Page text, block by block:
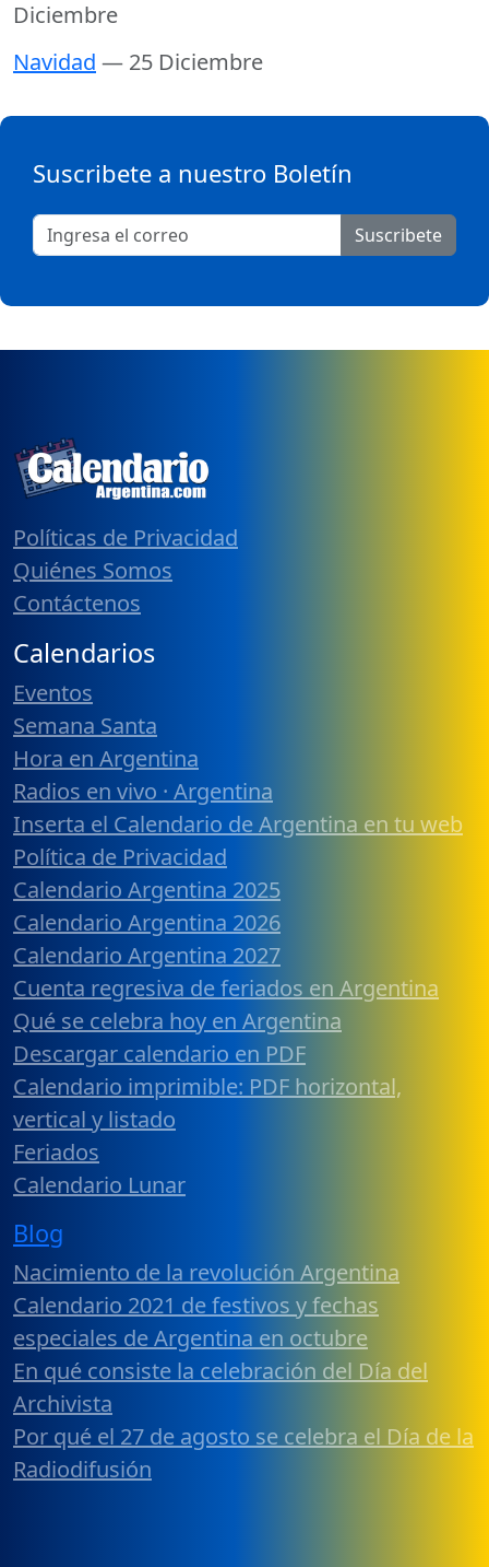
Diciembre
Navidad — 25 Diciembre
Suscribete a nuestro Boletín
Suscribete
Políticas de Privacidad
Quiénes Somos
Contáctenos
Calendarios
Eventos
Semana Santa
Hora en Argentina
Radios en vivo · Argentina
Inserta el Calendario de Argentina en tu web
Política de Privacidad
Calendario Argentina 2025
Calendario Argentina 2026
Calendario Argentina 2027
Cuenta regresiva de feriados en Argentina
Qué se celebra hoy en Argentina
Descargar calendario en PDF
Calendario imprimible: PDF horizontal,
vertical y listado
Feriados
Calendario Lunar
Blog
Nacimiento de la revolución Argentina
Calendario 2021 de festivos y fechas
especiales de Argentina en octubre
En qué consiste la celebración del Día del
Archivista
Por qué el 27 de agosto se celebra el Día de la
Radiodifusión